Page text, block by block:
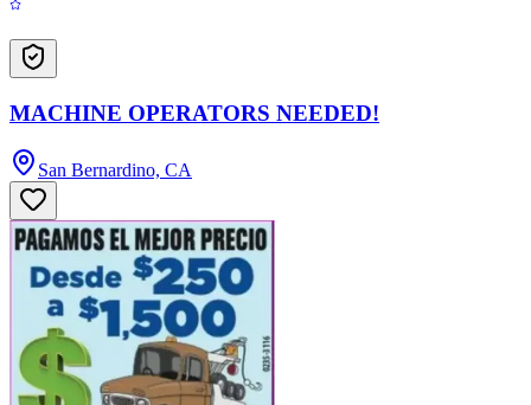
MACHINE OPERATORS NEEDED!
San Bernardino, CA